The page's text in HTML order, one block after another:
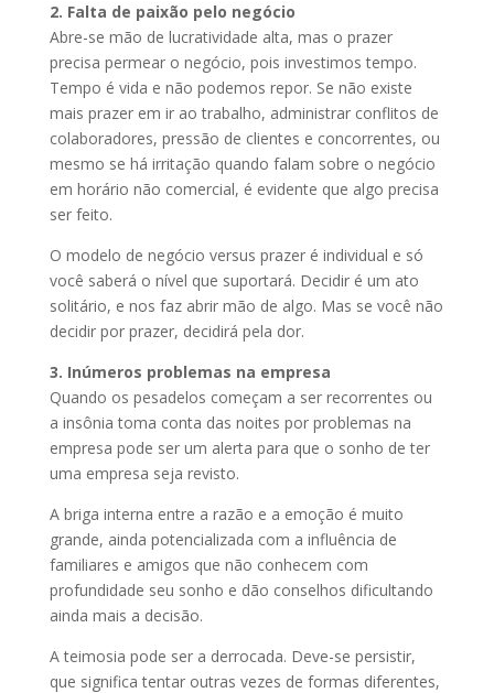
2. Falta de paixão pelo negócio
Abre-se mão de lucratividade alta, mas o prazer
precisa permear o negócio, pois investimos tempo.
Tempo é vida e não podemos repor. Se não existe
mais prazer em ir ao trabalho, administrar conflitos de
colaboradores, pressão de clientes e concorrentes, ou
mesmo se há irritação quando falam sobre o negócio
em horário não comercial, é evidente que algo precisa
ser feito.
O modelo de negócio versus prazer é individual e só
você saberá o nível que suportará. Decidir é um ato
solitário, e nos faz abrir mão de algo. Mas se você não
decidir por prazer, decidirá pela dor.
3. Inúmeros problemas na empresa
Quando os pesadelos começam a ser recorrentes ou
a insônia toma conta das noites por problemas na
empresa pode ser um alerta para que o sonho de ter
uma empresa seja revisto.
A briga interna entre a razão e a emoção é muito
grande, ainda potencializada com a influência de
familiares e amigos que não conhecem com
profundidade seu sonho e dão conselhos dificultando
ainda mais a decisão.
A teimosia pode ser a derrocada. Deve-se persistir,
que significa tentar outras vezes de formas diferentes,